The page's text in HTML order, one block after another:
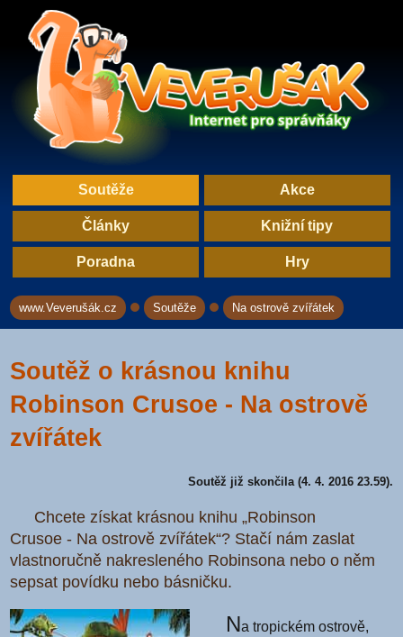
Soutěže Akce
Články Knižní tipy
Poradna Hry
www.Veverušák.cz→ Soutěže→ Na ostrově zvířátek
Soutěž o krásnou knihu
Robinson Crusoe - Na ostrově
zvířátek
Soutěž již skončila (4. 4. 2016 23.59).
Chcete získat krásnou knihu „Robinson
Crusoe - Na ostrově zvířátek“? Stačí nám zaslat
vlastnoručně nakresleného Robinsona nebo o něm
sepsat povídku nebo básničku.
Na tropickém ostrově,